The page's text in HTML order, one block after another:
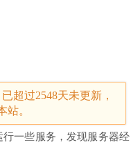
超过2548天未更新，
站。
行一些服务，发现服务器经